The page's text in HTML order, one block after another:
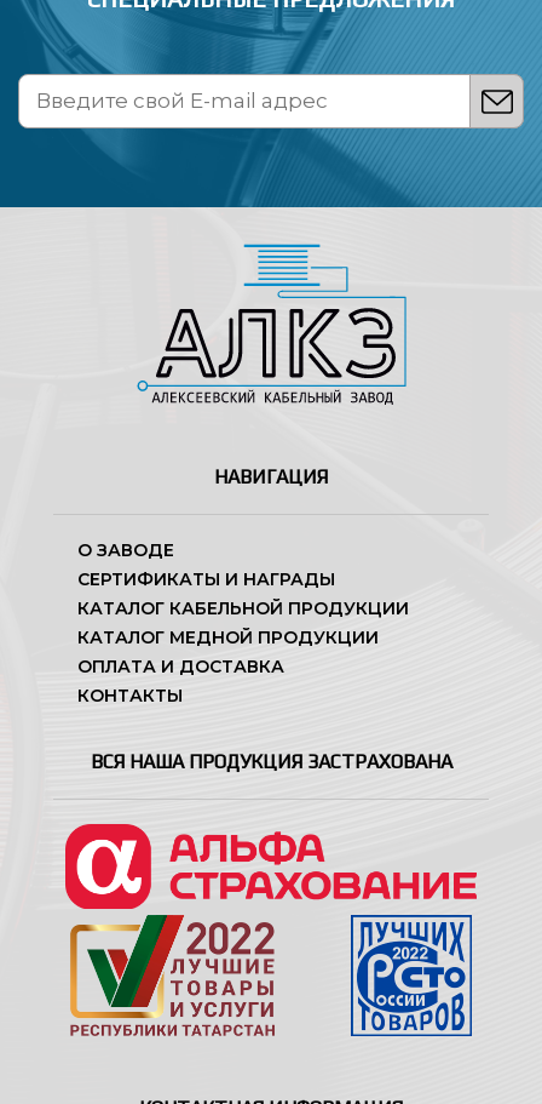
НАВИГАЦИЯ
О ЗАВОДЕ
СЕРТИФИКАТЫ И НАГРАДЫ
КАТАЛОГ КАБЕЛЬНОЙ ПРОДУКЦИИ
КАТАЛОГ МЕДНОЙ ПРОДУКЦИИ
ОПЛАТА И ДОСТАВКА
КОНТАКТЫ
ВСЯ НАША ПРОДУКЦИЯ ЗАСТРАХОВАНА